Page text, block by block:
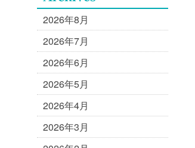
2026年8月
2026年7月
2026年6月
2026年5月
2026年4月
2026年3月